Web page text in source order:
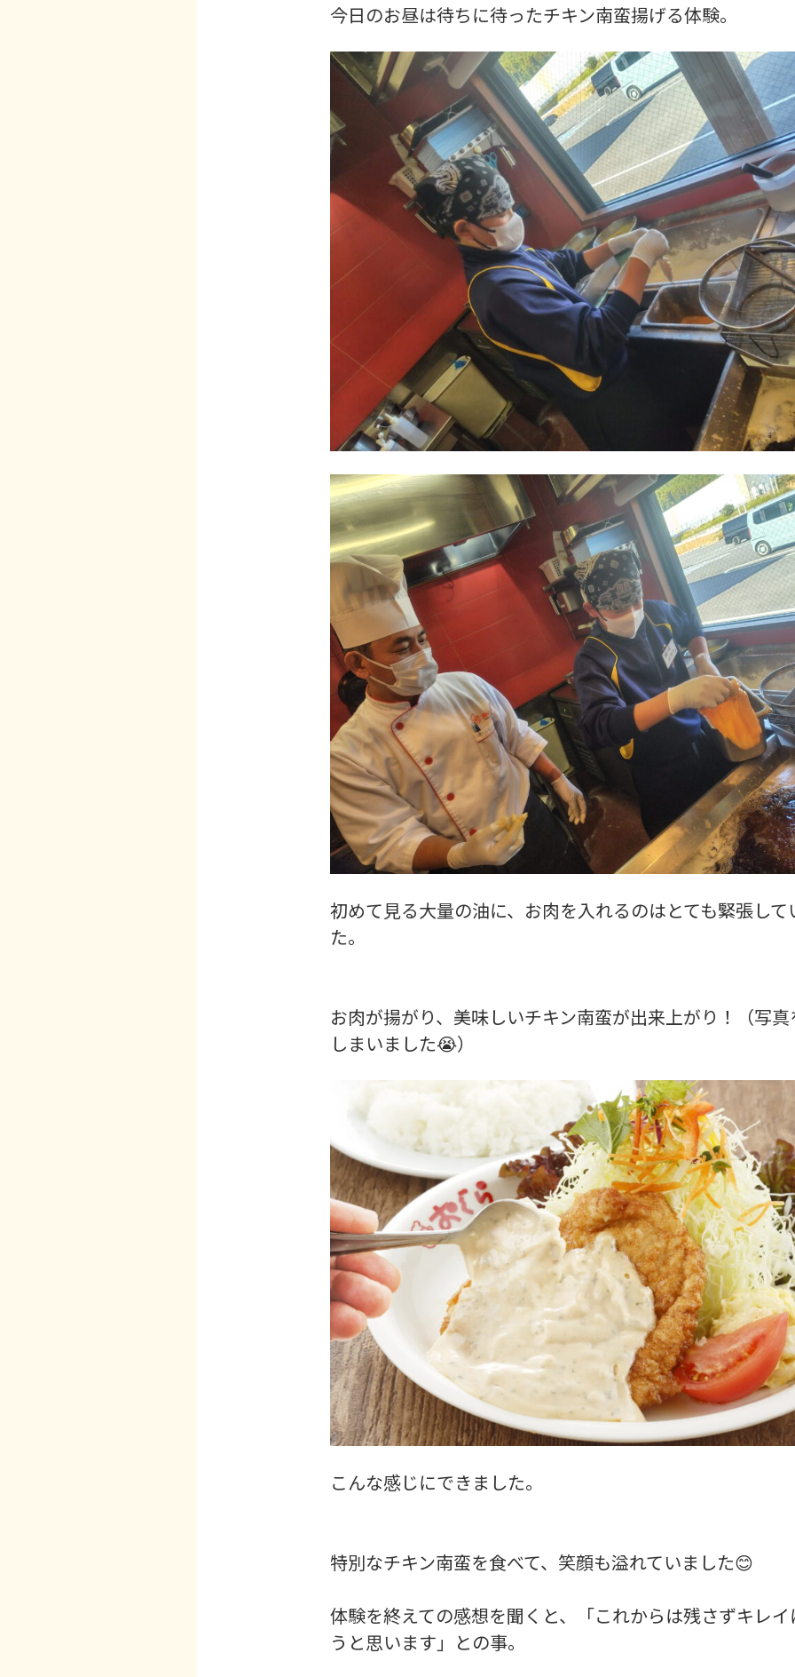
今日のお昼は待ちに待ったチキン南蛮揚げる体験。
初めて見る大量の油に、お肉を入れるのはとても緊張して
た。
お肉が揚がり、美味しいチキン南蛮が出来上がり！（写
しまいました😭）
こんな感じにできました。
特別なチキン南蛮を食べて、笑顔も溢れていました😊
体験を終えての感想を聞くと、「これからは残さずキレ
うと思います」との事。